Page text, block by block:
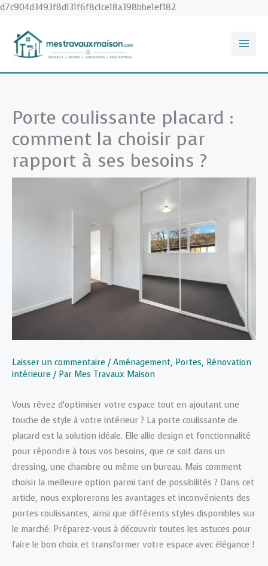
d7c904d3493f8d131f6f8c1ce18a398bbe1ef182
Porte coulissante placard :
comment la choisir par
rapport à ses besoins ?
Laisser un commentaire /Aménagement, Portes, Rénovation
intérieure / Par Mes Travaux Maison
Vous rêvez d’optimiser votre espace tout en ajoutant une
touche de style à votre intérieur ? La porte coulissante de
placard est la solution idéale. Elle allie design et fonctionnalité
pour répondre à tous vos besoins, que ce soit dans un
dressing, une chambre ou même un bureau. Mais comment
choisir la meilleure option parmi tant de possibilités ? Dans cet
article, nous explorerons les avantages et inconvénients des
portes coulissantes, ainsi que différents styles disponibles sur
le marché. Préparez-vous à découvrir toutes les astuces pour
faire le bon choix et transformer votre espace avec élégance !